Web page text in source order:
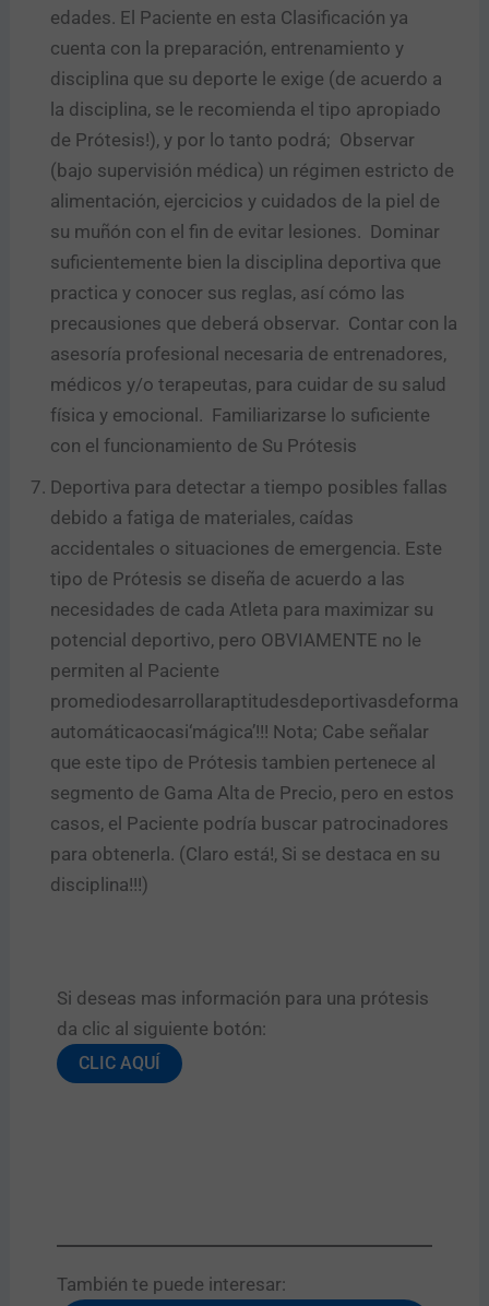
edades. El Paciente en esta Clasificación ya
cuenta con la preparación, entrenamiento y
disciplina que su deporte le exige (de acuerdo a
la disciplina, se le recomienda el tipo apropiado
de Prótesis!), y por lo tanto podrá; Observar
(bajo supervisión médica) un régimen estricto de
alimentación, ejercicios y cuidados de la piel de
su muñón con el fin de evitar lesiones. Dominar
suficientemente bien la disciplina deportiva que
practica y conocer sus reglas, así cómo las
precausiones que deberá observar. Contar con la
asesoría profesional necesaria de entrenadores,
médicos y/o terapeutas, para cuidar de su salud
física y emocional. Familiarizarse lo suficiente
con el funcionamiento de Su Prótesis
Deportiva para detectar a tiempo posibles fallas
debido a fatiga de materiales, caídas
accidentales o situaciones de emergencia. Este
tipo de Prótesis se diseña de acuerdo a las
necesidades de cada Atleta para maximizar su
potencial deportivo, pero OBVIAMENTE no le
permiten al Paciente
promediodesarrollaraptitudesdeportivasdeforma
automáticaocasi‘mágica’!!! Nota; Cabe señalar
que este tipo de Prótesis tambien pertenece al
segmento de Gama Alta de Precio, pero en estos
casos, el Paciente podría buscar patrocinadores
para obtenerla. (Claro está!, Si se destaca en su
disciplina!!!)
Si deseas mas información para una prótesis
da clic al siguiente botón:​
CLIC AQUÍ
También te puede interesar:​